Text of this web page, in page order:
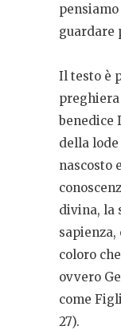
pensiamo
guardare
Il testo è
preghiera
benedice
della
nascosto
divina, la
coloro
ovvero
come
27).